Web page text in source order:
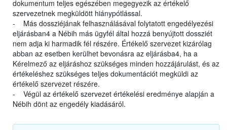
dokumentum teljes egészében megegyezik az értékelő
szervezetnek megküldött hiánypótlással.
- Más dossziéjának felhasználásával folytatott engedélyezési
eljárásban4 a Nébih más ügyfél által hozzá benyújtott dossziét
nem adja ki harmadik fél részére. Értékelő szervezet kizárólag
abban az esetben kerülhet bevonásra az eljárásba4, ha a
Kérelmező az eljáráshoz szükséges minden hozzájárulást, és az
értékeléshez szükséges teljes dokumentációt megküldi az
értékelő szervezet részére.
- Végül az értékelő szervezet értékelési eredménye alapján a
Nébih dönt az engedély kiadásáról.